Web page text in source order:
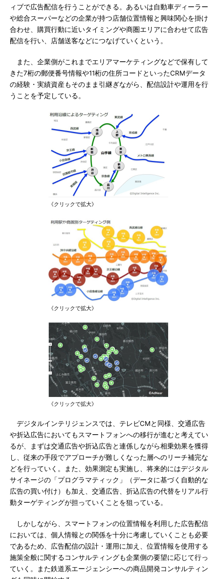
ィブで広告配信を行うことができる。あるいは自動車ディーラー
や総合スーパーなどの企業が持つ店舗位置情報と興味関心を掛け
合わせ、購買行動に近いタイミングや商圏エリアに合わせて広告
配信を行い、店舗送客などにつなげていくという。
また、企業側がこれまでエリアマーケティングなどで保有して
きた7桁の郵便番号情報や11桁の住所コードといったCRMデータ
の経験・実績資産もそのまま引継ぎながら、配信設計や運用を行
うことを予定している。
《クリックで拡大》
《クリックで拡大》
《クリックで拡大》
デジタルインテリジェンスでは、テレビCMと同様、交通広告
や折込広告においてもスマートフォンへの移行が進むと考えてい
るが、まずは交通広告や折込広告と連係しながら相乗効果を獲得
し、従来の手段でアプローチが難しくなった層へのリーチ補完な
どを行っていく。また、効果測定も実施し、将来的にはデジタル
サイネージの「プログラマティック」（データに基づく自動的な
広告の買い付け）も加え、交通広告、折込広告の代替をリアル行
動ターゲティングが担っていくことを狙っている。
しかしながら、スマートフォンの位置情報を利用した広告配信
においては、個人情報との関係を十分に考慮していくことも必要
であるため、広告配信の設計・運用に加え、位置情報を使用する
施策全般に関するコンサルティングも企業側の要望に応じて行っ
ていく。また鉄道系エージェンシーへの商品開発コンサルティン